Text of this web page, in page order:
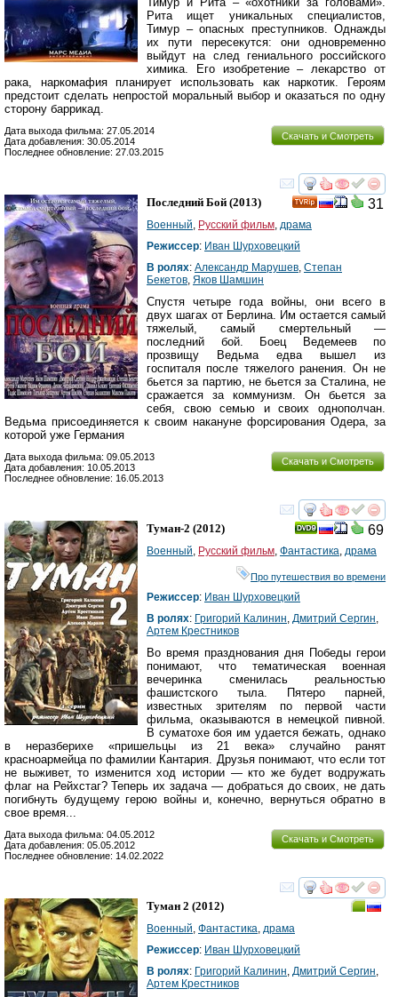
Рита ищет уникальных специалистов,
Тимур – опасных преступников. Однажды
их пути пересекутся: они одновременно
выйдут на след гениального российского
химика. Его изобретение – лекарство от
рака, наркомафия планирует использовать как наркотик. Героям
предстоит сделать непростой моральный выбор и оказаться по одну
сторону баррикад.
Скачать и Смотреть
Дата выхода фильма: 27.05.2014
Дата добавления: 30.05.2014
Последнее обновление: 27.03.2015
смотреть
31
Последний Бой (2013)
Военный, Русский фильм, драма
Режиссер: Иван Шурховецкий
В ролях: Александр Марушев, Степан
Бекетов, Яков Шамшин
Спустя четыре года войны, они всего в
двух шагах от Берлина. Им остается самый
тяжелый, самый смертельный —
последний бой. Боец Ведемеев по
прозвищу Ведьма едва вышел из
госпиталя после тяжелого ранения. Он не
бьется за партию, не бьется за Сталина, не
сражается за коммунизм. Он бьется за
себя, свою семью и своих однополчан.
Ведьма присоединяется к своим накануне форсирования Одера, за
которой уже Германия
Скачать и Смотреть
Дата выхода фильма: 09.05.2013
Дата добавления: 10.05.2013
Последнее обновление: 16.05.2013
смотреть
69
Туман-2 (2012)
Военный, Русский фильм, Фантастика, драма
Про путешествия во времени
Режиссер: Иван Шурховецкий
В ролях: Григорий Калинин, Дмитрий Сергин,
Артем Крестников
Во время празднования дня Победы герои
понимают, что тематическая военная
вечеринка сменилась реальностью
фашистского тыла. Пятеро парней,
известных зрителям по первой части
фильма, оказываются в немецкой пивной.
В суматохе боя им удается бежать, однако
в неразберихе «пришельцы из 21 века» случайно ранят
красноармейца по фамилии Кантария. Друзья понимают, что если тот
не выживет, то изменится ход истории — кто же будет водружать
флаг на Рейхстаг? Теперь их задача — добраться до своих, не дать
погибнуть будущему герою войны и, конечно, вернуться обратно в
свое время...
Скачать и Смотреть
Дата выхода фильма: 04.05.2012
Дата добавления: 05.05.2012
Последнее обновление: 14.02.2022
смотреть
Туман 2 (2012)
Военный, Фантастика, драма
Режиссер: Иван Шурховецкий
В ролях: Григорий Калинин, Дмитрий Сергин,
Артем Крестников